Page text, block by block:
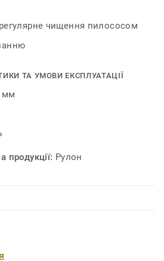
чищення пилососом
ТА УМОВИ ЕКСПЛУАТАЦІЇ
мм
продукції: Рулон